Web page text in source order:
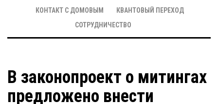
КОНТАКТ С ДОМОВЫМ
КВАНТОВЫЙ ПЕРЕХОД
СОТРУДНИЧЕСТВО
В законопроект о митингах
предложено внести